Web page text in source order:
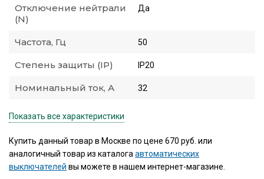
Отключение нейтрали
(N)
Да
Частота, Гц 50
Степень защиты (IP) IP20
Номинальный ток, А 32
Показать все характеристики
Купить данный товар в Москве по цене 670 руб. или
аналогичный товар из каталогаавтоматических
выключателей вы можете в нашем интернет-магазине.